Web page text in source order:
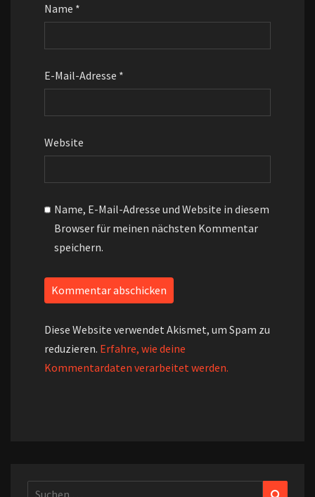
Name *
E-Mail-Adresse *
Website
Name, E-Mail-Adresse und Website in diesem
Browser für meinen nächsten Kommentar
speichern.
Diese Website verwendet Akismet, um Spam zu
reduzieren. Erfahre, wie deine
Kommentardaten verarbeitet werden.
Suchen